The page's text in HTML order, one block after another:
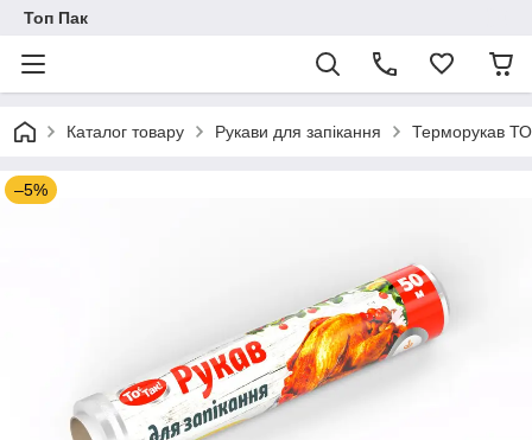
Топ Пак
Каталог товару Рукави для запікання Терморукав
–5%